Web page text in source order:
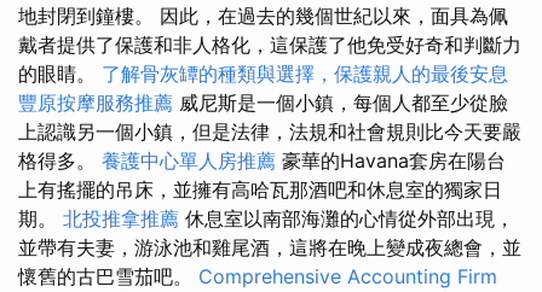
地封閉到鐘樓。 因此，在過去的幾個世紀以來，面具為佩
戴者提供了保護和非人格化，這保護了他免受好奇和判斷力
的眼睛。 了解骨灰罈的種類與選擇，保護親人的最後安息
豐原按摩服務推薦 威尼斯是一個小鎮，每個人都至少從臉
上認識另一個小鎮，但是法律，法規和社會規則比今天要嚴
格得多。 養護中心單人房推薦 豪華的Havana套房在陽台
上有搖擺的吊床，並擁有高哈瓦那酒吧和休息室的獨家日
期。 北投推拿推薦 休息室以南部海灘的心情從外部出現，
並帶有夫妻，游泳池和雞尾酒，這將在晚上變成夜總會，並
懷舊的古巴雪茄吧。 Comprehensive Accounting Firm